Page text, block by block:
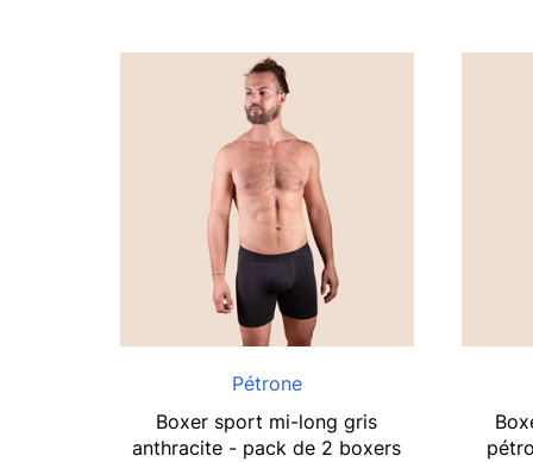
Pétrone
Boxer sport mi-long gris
anthracite - pack de 2 boxers